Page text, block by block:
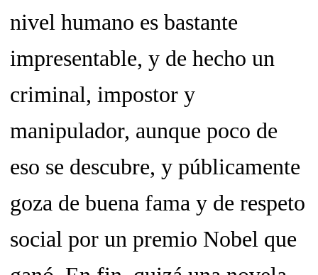
nivel humano es bastante
impresentable, y de hecho un
criminal, impostor y
manipulador, aunque poco de
eso se descubre, y públicamente
goza de buena fama y de respeto
social por un premio Nobel que